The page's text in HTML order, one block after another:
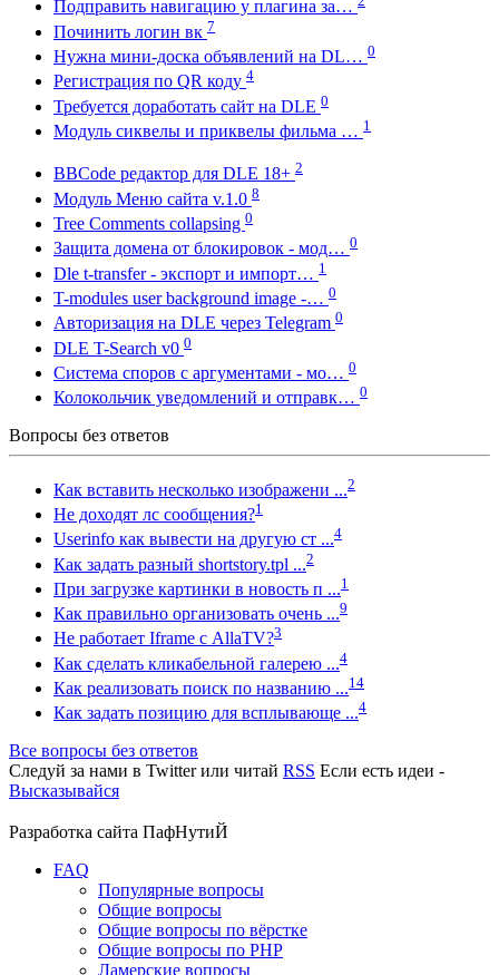
Подправить навигацию у плагина за…
Починить логин вк 7
Нужна мини-доска объявлений на DL… 0
Регистрация по QR коду 4
Требуется доработать сайт на DLE 0
Модуль сиквелы и приквелы фильма … 1
BBCode редактор для DLE 18+ 2
Модуль Меню сайта v.1.0 8
Tree Comments collapsing 0
Защита домена от блокировок - мод… 0
Dle t-transfer - экспорт и импорт… 1
T-modules user background image -… 0
Авторизация на DLE через Telegram 0
DLE T-Search v0 0
Система споров с аргументами - мо… 0
Колокольчик уведомлений и отправк… 0
Вопросы без ответов
Как вставить несколько изображени ...2
Не доходят лс сообщения?1
Userinfo как вывести на другую ст ...4
Как задать разный shortstory.tpl ...2
При загрузке картинки в новость п ...1
Как правильно организовать очень ...9
Не работает Iframe с AllaTV?3
Как сделать кликабельной галерею ...4
Как реализовать поиск по названию ...14
Как задать позицию для всплывающе ...4
Все вопросы без ответов
Следуй за нами в Twitterили читай RSS Если есть идеи -
Высказывайся
Разработка сайта ПафНутиЙ
FAQ
Популярные вопросы
Общие вопросы
Общие вопросы по вёрстке
Общие вопросы по PHP
Ламерские вопросы